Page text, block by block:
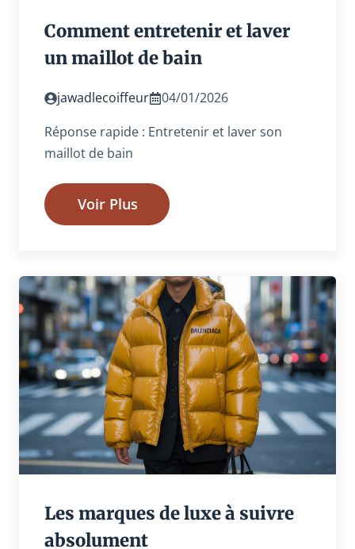
Comment entretenir et laver
un maillot de bain
jawadlecoiffeur
04/01/2026
Réponse rapide : Entretenir et laver son
maillot de bain
Voir Plus
Les marques de luxe à suivre
absolument